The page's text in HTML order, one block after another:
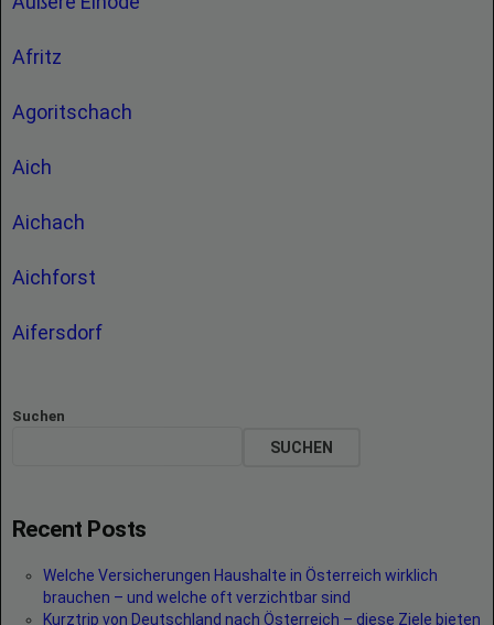
Afritz
Agoritschach
Aich
Aichach
Aichforst
Aifersdorf
Suchen
SUCHEN
Recent Posts
Welche Versicherungen Haushalte in Österreich wirklich
brauchen – und welche oft verzichtbar sind
Kurztrip von Deutschland nach Österreich – diese Ziele bieten